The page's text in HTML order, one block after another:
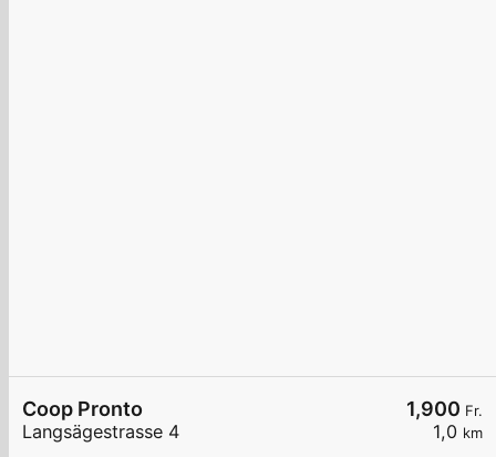
1,900 Fr.
1,0 km
Coop Pronto
Langsägestrasse 4